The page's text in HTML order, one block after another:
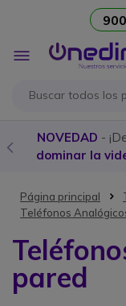
Toggle
Nav
NOVEDAD -
dominar la
Página principal
Teléfonos
pared